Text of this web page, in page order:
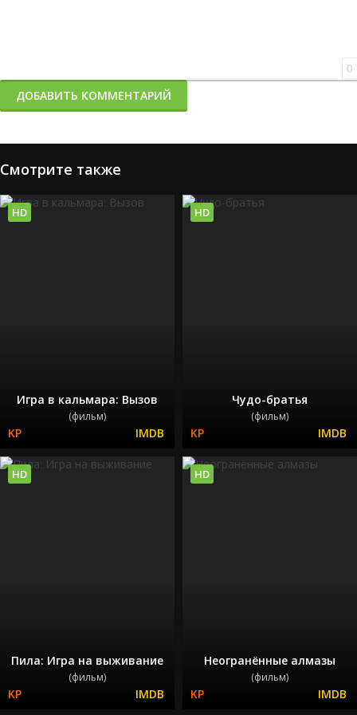
0
ДОБАВИТЬ КОММЕНТАРИЙ
Смотрите также
Игра в кальмара: Вызов
(фильм)
HD
Чудо-братья
(фильм)
HD
Пила: Игра на выживание
(фильм)
HD
Неогранённые алмазы
(фильм)
HD